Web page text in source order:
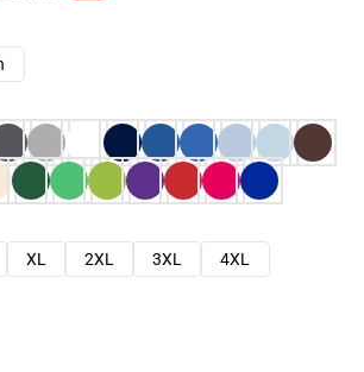
XL 2XL 3XL
4XL